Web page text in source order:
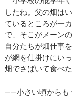
したね。父の畑は
ているところが一
で、そこがメーン
自分たちが畑仕事
が網を仕掛けにい
畑でさばいて食べた
――小さい頃からも